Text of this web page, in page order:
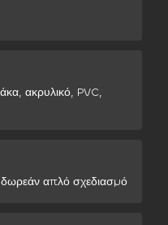
ακρυλικό, PVC,
απλό σχεδιασμό